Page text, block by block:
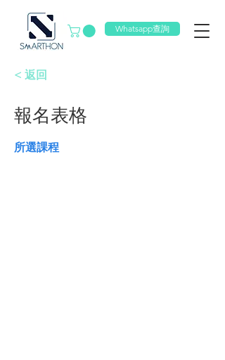
Whatsapp查詢
< 返回
報名表格
所選課程